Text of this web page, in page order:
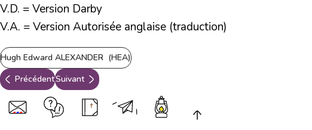
V.D. = Version Darby
V.A. = Version Autorisée anglaise (traduction)
Hugh Edward ALEXANDER (HEA)
PrécédentSuivant